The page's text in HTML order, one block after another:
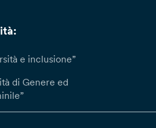
e inclusione”
di Genere ed